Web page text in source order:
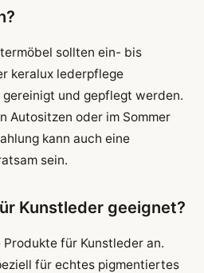
sollten ein- bis
keralux lederpflege
und gepflegt werden.
Autositzen oder im Sommer
kann auch eine
sein.
Kunstleder geeignet?
für Kunstleder an.
für echtes pigmentiertes